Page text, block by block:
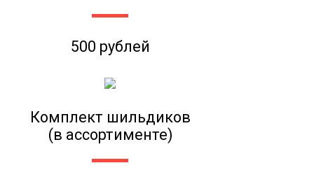
500 рублей
Комплект шильдиков
(в ассортименте)